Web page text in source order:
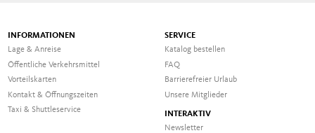
INFORMATIONEN
Lage & Anreise
Öffentliche Verkehrsmittel
Vorteilskarten
Kontakt & Öffnungszeiten
Taxi & Shuttleservice
SERVICE
Katalog bestellen
FAQ
Barrierefreier Urlaub
Unsere Mitglieder
INTERAKTIV
Newsletter